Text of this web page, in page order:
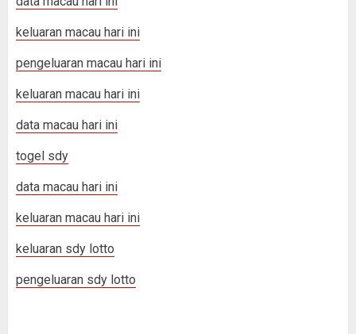
keluaran macau hari ini
pengeluaran macau hari ini
keluaran macau hari ini
data macau hari ini
togel sdy
data macau hari ini
keluaran macau hari ini
keluaran sdy lotto
pengeluaran sdy lotto